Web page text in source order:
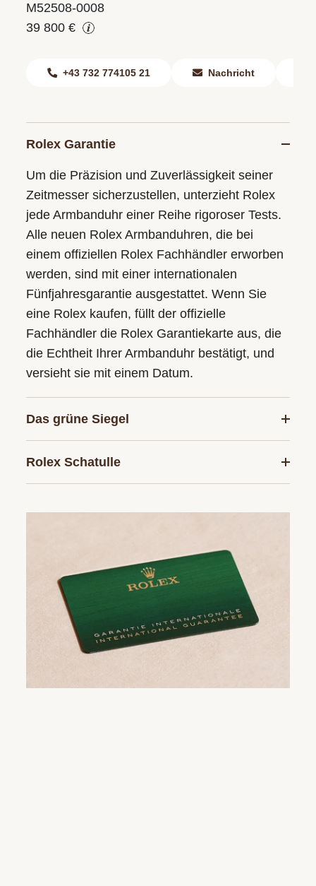
M52508-0008
39 800 €
+43 732 774105 21 Nachricht
Rolex Garantie
Um die Präzision und Zuverlässigkeit seiner
Zeitmesser sicherzustellen, unterzieht Rolex
jede Armbanduhr einer Reihe rigoroser Tests.
Alle neuen Rolex Armbanduhren, die bei
einem offiziellen Rolex Fachhändler erworben
werden, sind mit einer internationalen
Fünfjahresgarantie ausgestattet. Wenn Sie
eine Rolex kaufen, füllt der offizielle
Fachhändler die Rolex Garantiekarte aus, die
die Echtheit Ihrer Armbanduhr bestätigt, und
versieht sie mit einem Datum.
Das grüne Siegel
Rolex Schatulle